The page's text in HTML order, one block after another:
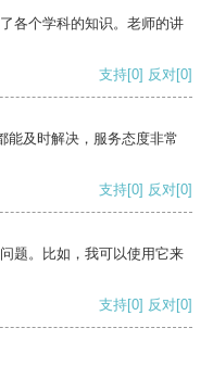
各个学科的知识。老师的讲
支持[0] 反对[0]
能及时解决，服务态度非常
支持[0] 反对[0]
题。比如，我可以使用它来
支持[0] 反对[0]